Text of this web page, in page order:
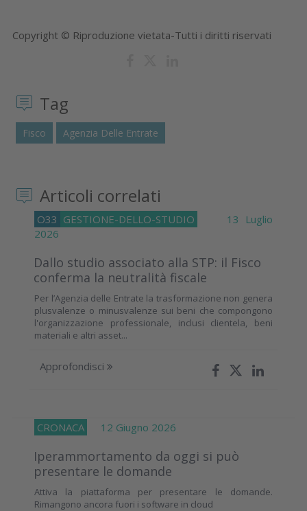
Copyright © Riproduzione vietata-Tutti i diritti riservati
Tag
Fisco Agenzia Delle Entrate
Articoli correlati
O33 GESTIONE-DELLO-STUDIO
13 Luglio
2026
Dallo studio associato alla STP: il Fisco
conferma la neutralità fiscale
Per l’Agenzia delle Entrate la trasformazione non genera
plusvalenze o minusvalenze sui beni che compongono
l'organizzazione professionale, inclusi clientela, beni
materiali e altri asset...
Approfondisci
CRONACA 12 Giugno 2026
Iperammortamento da oggi si può
presentare le domande
Attiva la piattaforma per presentare le domande.
Rimangono ancora fuori i software in cloud